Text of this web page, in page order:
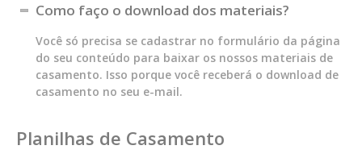
Como faço o download dos materiais?
Você só precisa se cadastrar no formulário da página
do seu conteúdo para baixar os nossos materiais de
casamento. Isso porque você receberá o download de
casamento no seu e-mail.
Planilhas de Casamento